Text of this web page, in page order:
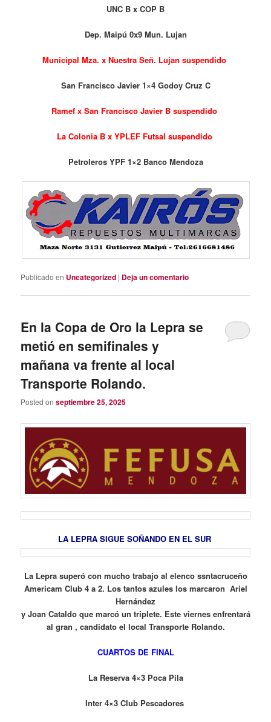
UNC B x COP B
Dep. Maipú 0x9 Mun. Lujan
Municipal Mza. x Nuestra Señ. Lujan suspendido
San Francisco Javier 1×4 Godoy Cruz C
Ramef x San Francisco Javier B suspendido
La Colonia B x YPLEF Futsal suspendido
Petroleros YPF 1×2 Banco Mendoza
Publicado en Uncategorized | Deja un comentario
En la Copa de Oro la Lepra se
metió en semifinales y
mañana va frente al local
Transporte Rolando.
Posted onseptiembre 25, 2025
LA LEPRA SIGUE SOÑANDO EN EL SUR
La Lepra superó con mucho trabajo al elenco ssntacruceño
Americam Club 4 a 2. Los tantos azules los marcaron Ariel
Hernández
y Joan Cataldo que marcó un triplete. Este viernes enfrentará
al gran , candidato el local Transporte Rolando.
CUARTOS DE FINAL
La Reserva 4×3 Poca Pila
Inter 4×3 Club Pescadores